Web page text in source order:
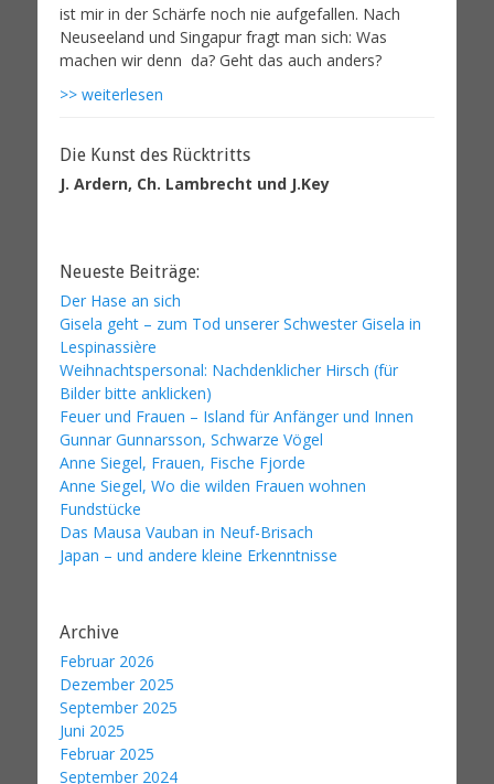
>> weiterlesen
Die Kunst des Rücktritts
J. Ardern, Ch. Lambrecht und J.Key
Neueste Beiträge:
Der Hase an sich
Gisela geht – zum Tod unserer Schwester Gisela in
Lespinassière
Weihnachtspersonal: Nachdenklicher Hirsch (für
Bilder bitte anklicken)
Feuer und Frauen – Island für Anfänger und Innen
Gunnar Gunnarsson, Schwarze Vögel
Anne Siegel, Frauen, Fische Fjorde
Anne Siegel, Wo die wilden Frauen wohnen
Fundstücke
Das Mausa Vauban in Neuf-Brisach
Japan – und andere kleine Erkenntnisse
Archive
Februar 2026
Dezember 2025
September 2025
Juni 2025
Februar 2025
September 2024